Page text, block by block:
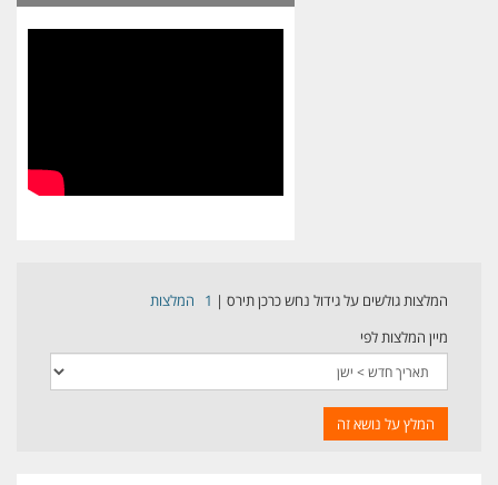
המלצות גולשים על גידול נחש כרכן תירס |
1
המלצות
מיין המלצות לפי
המלץ על נושא זה